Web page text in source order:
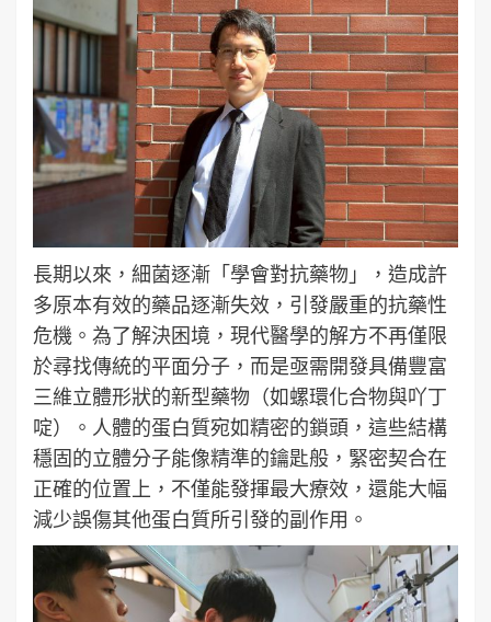
長期以來，細菌逐漸「學會對抗藥物」，造成許
多原本有效的藥品逐漸失效，引發嚴重的抗藥性
危機。為了解決困境，現代醫學的解方不再僅限
於尋找傳統的平面分子，而是亟需開發具備豐富
三維立體形狀的新型藥物（如螺環化合物與吖丁
啶）。人體的蛋白質宛如精密的鎖頭，這些結構
穩固的立體分子能像精準的鑰匙般，緊密契合在
正確的位置上，不僅能發揮最大療效，還能大幅
減少誤傷其他蛋白質所引發的副作用。